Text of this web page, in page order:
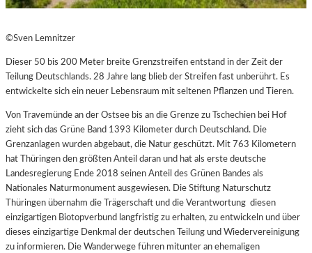
©Sven Lemnitzer
Dieser 50 bis 200 Meter breite Grenzstreifen entstand in der Zeit der
Teilung Deutschlands. 28 Jahre lang blieb der Streifen fast unberührt. Es
entwickelte sich ein neuer Lebensraum mit seltenen Pflanzen und Tieren.
Von Travemünde an der Ostsee bis an die Grenze zu Tschechien bei Hof
zieht sich das Grüne Band 1393 Kilometer durch Deutschland. Die
Grenzanlagen wurden abgebaut, die Natur geschützt. Mit 763 Kilometern
hat Thüringen den größten Anteil daran und hat als erste deutsche
Landesregierung Ende 2018 seinen Anteil des Grünen Bandes als
Nationales Naturmonument ausgewiesen. Die Stiftung Naturschutz
Thüringen übernahm die Trägerschaft und die Verantwortung diesen
einzigartigen Biotopverbund langfristig zu erhalten, zu entwickeln und über
dieses einzigartige Denkmal der deutschen Teilung und Wiedervereinigung
zu informieren. Die Wanderwege führen mitunter an ehemaligen